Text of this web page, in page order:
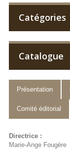
Catégories
Catalogue
Présentation
Comité éditorial
Directrice :
Marie-Ange Fougère